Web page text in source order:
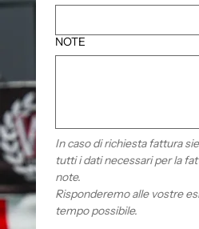
NOTE
In caso di richiesta fattura
tutti i dati necessari per la
note.
Risponderemo alle vostre
tempo possibile.